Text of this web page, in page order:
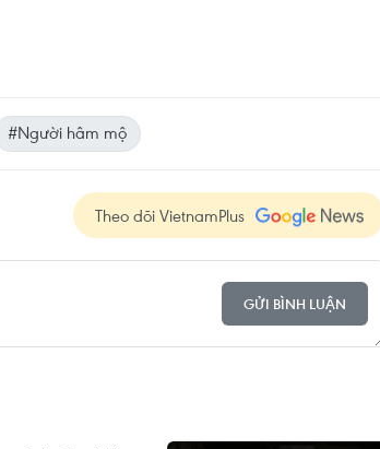
#Người hâm mộ
Theo dõi VietnamPlus
GỬI BÌNH LUẬN